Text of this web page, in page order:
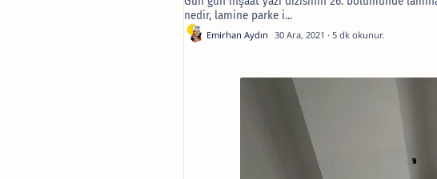
nedir, lamine parke i...
5